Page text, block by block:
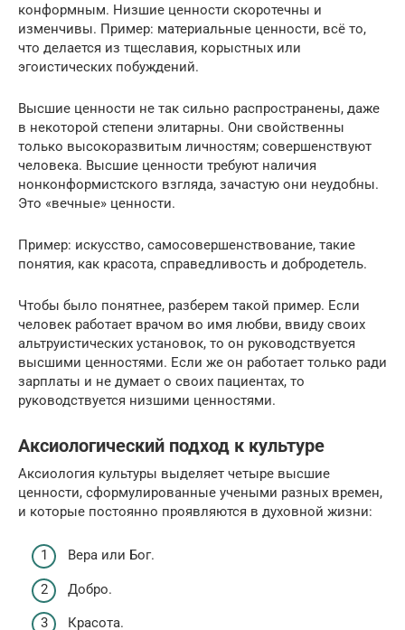
конформным. Низшие ценности скоротечны и
изменчивы. Пример: материальные ценности, всё то,
что делается из тщеславия, корыстных или
эгоистических побуждений.
Высшие ценности не так сильно распространены, даже
в некоторой степени элитарны. Они свойственны
только высокоразвитым личностям; совершенствуют
человека. Высшие ценности требуют наличия
нонконформистского взгляда, зачастую они неудобны.
Это «вечные» ценности.
Пример: искусство, самосовершенствование, такие
понятия, как красота, справедливость и добродетель.
Чтобы было понятнее, разберем такой пример. Если
человек работает врачом во имя любви, ввиду своих
альтруистических установок, то он руководствуется
высшими ценностями. Если же он работает только ради
зарплаты и не думает о своих пациентах, то
руководствуется низшими ценностями.
Аксиологический подход к культуре
Аксиология культуры выделяет четыре высшие
ценности, сформулированные учеными разных времен,
и которые постоянно проявляются в духовной жизни:
Вера или Бог.
Добро.
Красота.